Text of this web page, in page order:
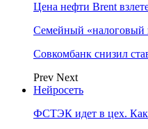
Цена нефти Brent
Семейный «налоговый
Совкомбанк снизил
Prev Next
Нейросеть
ФСТЭК идет в цех. Как